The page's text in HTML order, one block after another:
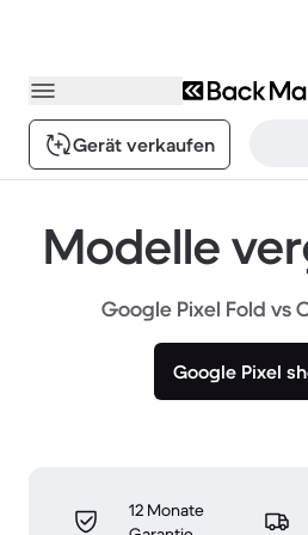
Gerät verkaufen
Modelle
Google Pixel Fold vs
Google Pixel
12 Monate